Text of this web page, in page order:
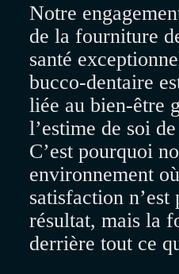
Notre
de la fourniture
santé
bucco-dentaire
liée au bien-être
l’estime de soi
C’est pourquoi
environnement
satisfaction n’est
résultat, mais la
derrière tout ce